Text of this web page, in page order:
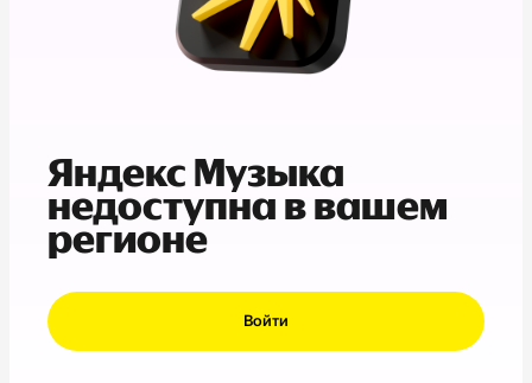
Яндекс Музыка
недоступна в вашем
регионе
Войти